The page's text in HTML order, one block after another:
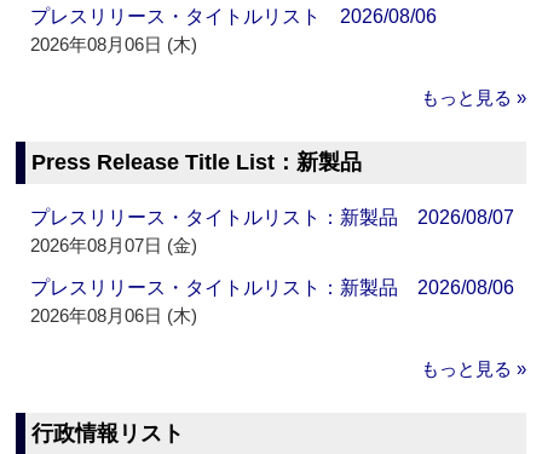
プレスリリース・タイトルリスト 2026/08/06
2026年08月06日 (木)
もっと見る »
Press Release Title List：新製品
プレスリリース・タイトルリスト：新製品 2026/08/07
2026年08月07日 (金)
プレスリリース・タイトルリスト：新製品 2026/08/06
2026年08月06日 (木)
もっと見る »
行政情報リスト